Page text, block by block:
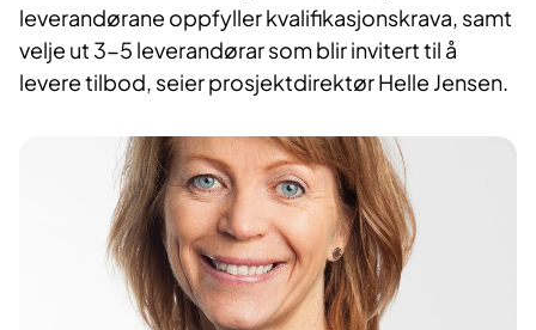
leverandørane oppfyller kvalifikasjonskrava, samt
velje ut 3-5 leverandørar som blir invitert til å
levere tilbod, seier prosjektdirektør Helle Jensen.